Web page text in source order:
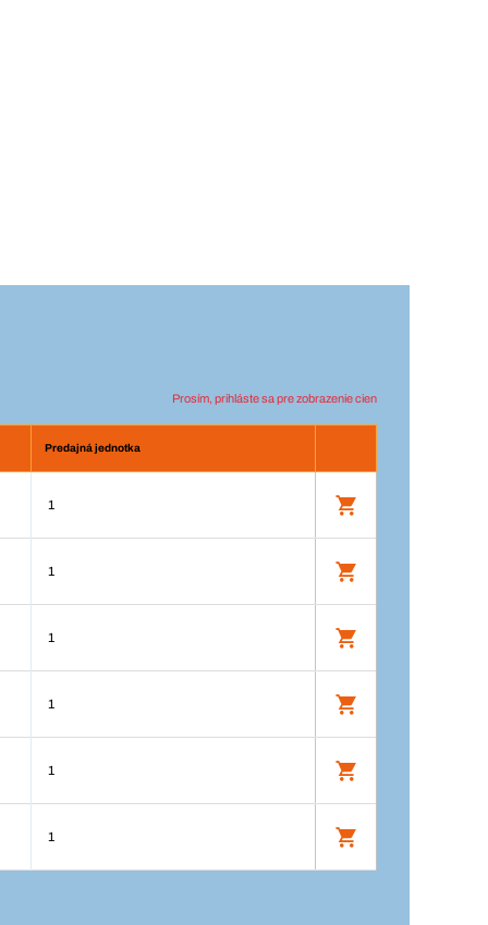
Prosím, prihláste sa pre zobrazenie cien
Predajná jednotka
1
1
1
1
1
1